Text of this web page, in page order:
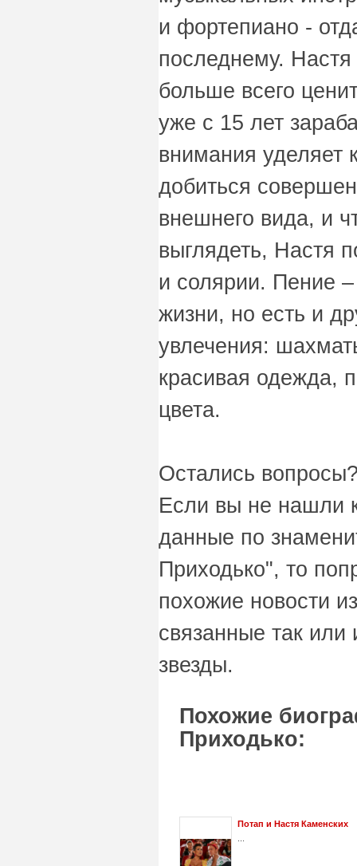
и фортепиано -
последнему.
больше всего
уже с 15 лет
внимания уделяет
добиться
внешнего вида, и
выглядеть, Настя
и солярии. Пение
жизни, но есть и
увлечения:
красивая одежда,
цвета.
Остались
Если вы не нашли
данные по
Приходько", то
похожие новости
связанные так или
звезды.
Похожие
Приходько:
Потап и Настя Каменских